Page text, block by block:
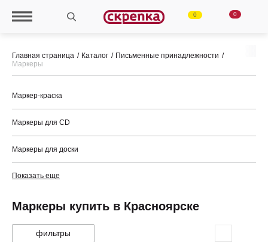
0 0
Главная страница Каталог
Письменные принадлежности
Маркеры
Маркеры купить в Красноярске
Маркер-краска
Маркеры для CD
Маркеры для доски
Показать еще
фильтры